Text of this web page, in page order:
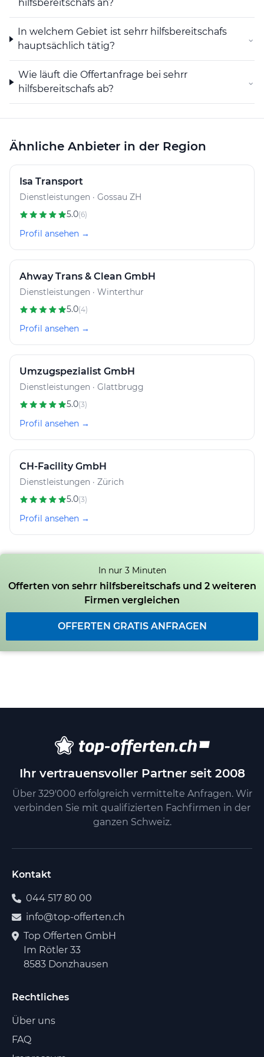
hilfsbereitschafs an?
In welchem Gebiet ist sehrr hilfsbereitschafs
hauptsächlich tätig?
⌄
Wie läuft die Offertanfrage bei sehrr
hilfsbereitschafs ab?
⌄
Ähnliche Anbieter in der Region
Isa Transport
Dienstleistungen · Gossau ZH
5.0(6)
Profil ansehen →
Ahway Trans & Clean GmbH
Dienstleistungen · Winterthur
5.0(4)
Profil ansehen →
Umzugspezialist GmbH
Dienstleistungen · Glattbrugg
5.0(3)
Profil ansehen →
CH-Facility GmbH
Dienstleistungen · Zürich
5.0(3)
Profil ansehen →
In nur 3 Minuten
Offerten von sehrr hilfsbereitschafs und 2 weiteren
Firmen vergleichen
OFFERTEN GRATIS ANFRAGEN
Ihr vertrauensvoller Partner seit 2008
Über 329'000 erfolgreich vermittelte Anfragen. Wir
verbinden Sie mit qualifizierten Fachfirmen in der
ganzen Schweiz.
Kontakt
044 517 80 00
info@top-offerten.ch
Top Offerten GmbH
Im Rötler 33
8583 Donzhausen
Rechtliches
Über uns
FAQ